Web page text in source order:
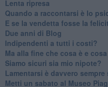
​Lenta ripresa
​Quando a raccontarsi è lo
​E se la vendetta fosse la
​Due anni di Blog
​Indipendenti a tutti i costi?
​Ma alla fine che cosa è e
​Siamo sicuri sia mio nipote?
​Lamentarsi è davvero
​Metti un sabato al Museo